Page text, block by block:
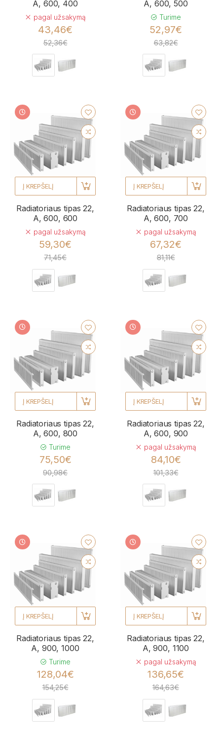
A, 600, 400
pagal užsakymą
43,46€
52,36€
A, 600, 500
Turime
52,97€
63,82€
Į KREPŠELĮ
Radiatoriaus tipas 22,
A, 600, 600
pagal užsakymą
59,30€
71,45€
Į KREPŠELĮ
Radiatoriaus tipas 22,
A, 600, 700
pagal užsakymą
67,32€
81,11€
Į KREPŠELĮ
Radiatoriaus tipas 22,
A, 600, 800
Turime
75,50€
90,98€
Į KREPŠELĮ
Radiatoriaus tipas 22,
A, 600, 900
pagal užsakymą
84,10€
101,33€
Į KREPŠELĮ
Radiatoriaus tipas 22,
A, 900, 1000
Turime
128,04€
154,25€
Į KREPŠELĮ
Radiatoriaus tipas 22,
A, 900, 1100
pagal užsakymą
136,65€
164,63€